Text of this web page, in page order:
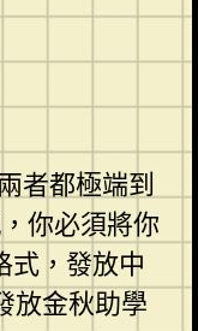
者都極端到
你必須將你
式，發放中
放金秋助學